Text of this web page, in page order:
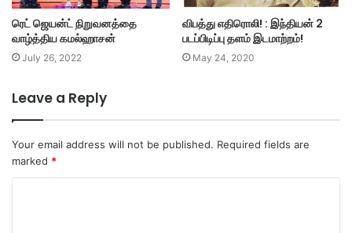
ரெட் ஜெயன்ட் நிறுவனத்தை
வாழ்த்திய கமல்ஹாசன்
July 26, 2022
விபத்து எதிரொலி! : இந்தியன் 2
படப்பிடிப்பு தளம் இடமாற்றம்!
May 24, 2020
Leave a Reply
Your email address will not be published. Required fields are
marked *